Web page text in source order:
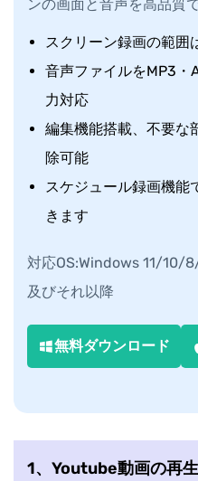
ンの画面と音声を高品質
スクリーン録画の範囲
音声ファイルをMP3・
力対応
編集機能搭載、不要な
除可能
スケジュール録画機能
きます
対応OS:Windows 11/10/
及びそれ以降
無料ダウンロード
1、Youtube動画の再